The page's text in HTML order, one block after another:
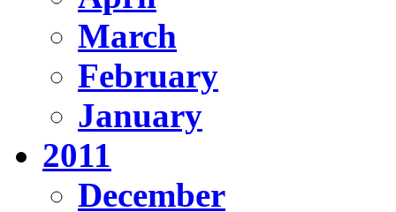
March
February
January
2011
December